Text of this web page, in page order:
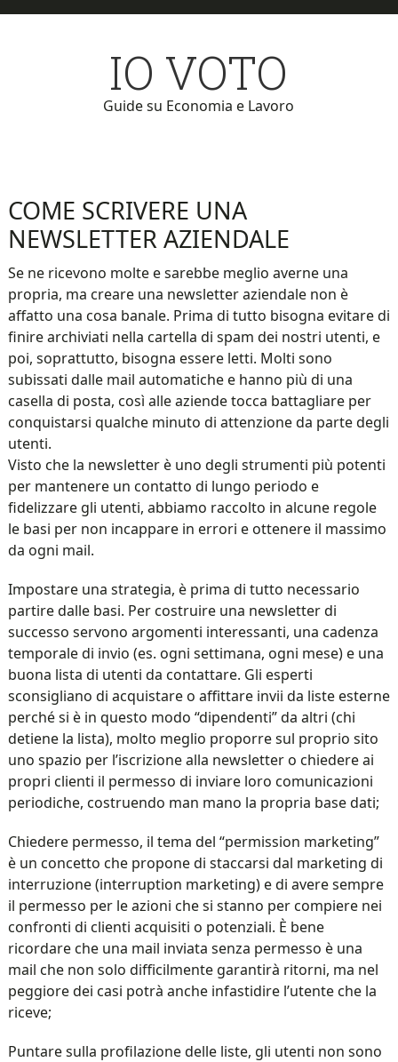
Skip
Skip
IO VOTO
Guide su Economia e Lavoro
COME SCRIVERE UNA
NEWSLETTER AZIENDALE
Se ne ricevono molte e sarebbe meglio averne una
propria, ma creare una newsletter aziendale non è
affatto una cosa banale. Prima di tutto bisogna evitare di
finire archiviati nella cartella di spam dei nostri utenti, e
poi, soprattutto, bisogna essere letti. Molti sono
subissati dalle mail automatiche e hanno più di una
casella di posta, così alle aziende tocca battagliare per
conquistarsi qualche minuto di attenzione da parte degli
utenti.
Visto che la newsletter è uno degli strumenti più potenti
per mantenere un contatto di lungo periodo e
fidelizzare gli utenti, abbiamo raccolto in alcune regole
le basi per non incappare in errori e ottenere il massimo
da ogni mail.
Impostare una strategia, è prima di tutto necessario
partire dalle basi. Per costruire una newsletter di
successo servono argomenti interessanti, una cadenza
temporale di invio (es. ogni settimana, ogni mese) e una
buona lista di utenti da contattare. Gli esperti
sconsigliano di acquistare o affittare invii da liste esterne
perché si è in questo modo “dipendenti” da altri (chi
detiene la lista), molto meglio proporre sul proprio sito
uno spazio per l’iscrizione alla newsletter o chiedere ai
propri clienti il permesso di inviare loro comunicazioni
periodiche, costruendo man mano la propria base dati;
Chiedere permesso, il tema del “permission marketing”
è un concetto che propone di staccarsi dal marketing di
interruzione (interruption marketing) e di avere sempre
il permesso per le azioni che si stanno per compiere nei
confronti di clienti acquisiti o potenziali. È bene
ricordare che una mail inviata senza permesso è una
mail che non solo difficilmente garantirà ritorni, ma nel
peggiore dei casi potrà anche infastidire l’utente che la
riceve;
Puntare sulla profilazione delle liste, gli utenti non sono